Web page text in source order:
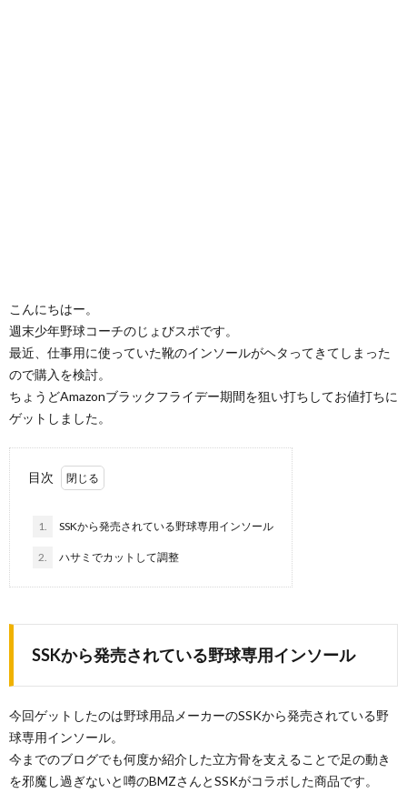
こんにちはー。
週末少年野球コーチのじょびスポです。
最近、仕事用に使っていた靴のインソールがヘタってきてしまった
ので購入を検討。
ちょうどAmazonブラックフライデー期間を狙い打ちしてお値打ちに
ゲットしました。
目次
1. SSKから発売されている野球専用インソール
2. ハサミでカットして調整
SSKから発売されている野球専用インソール
今回ゲットしたのは野球用品メーカーのSSKから発売されている野
球専用インソール。
今までのブログでも何度か紹介した立方骨を支えることで足の動き
を邪魔し過ぎないと噂のBMZさんとSSKがコラボした商品です。